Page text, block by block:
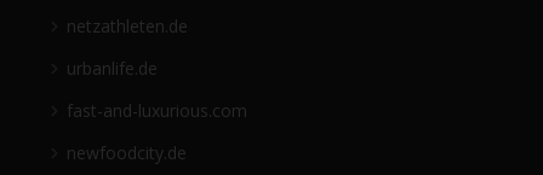
netzathleten.de
urbanlife.de
fast-and-luxurious.com
newfoodcity.de